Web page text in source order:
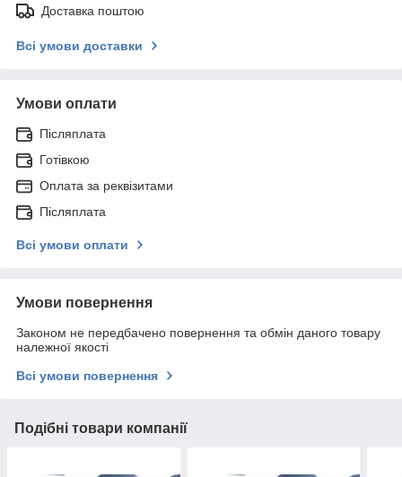
Доставка поштою
Всі умови доставки
Умови оплати
Післяплата
Готівкою
Оплата за реквізитами
Післяплата
Всі умови оплати
Умови повернення
Законом не передбачено повернення та обмін даного товару
належної якості
Всі умови повернення
Подібні товари компанії